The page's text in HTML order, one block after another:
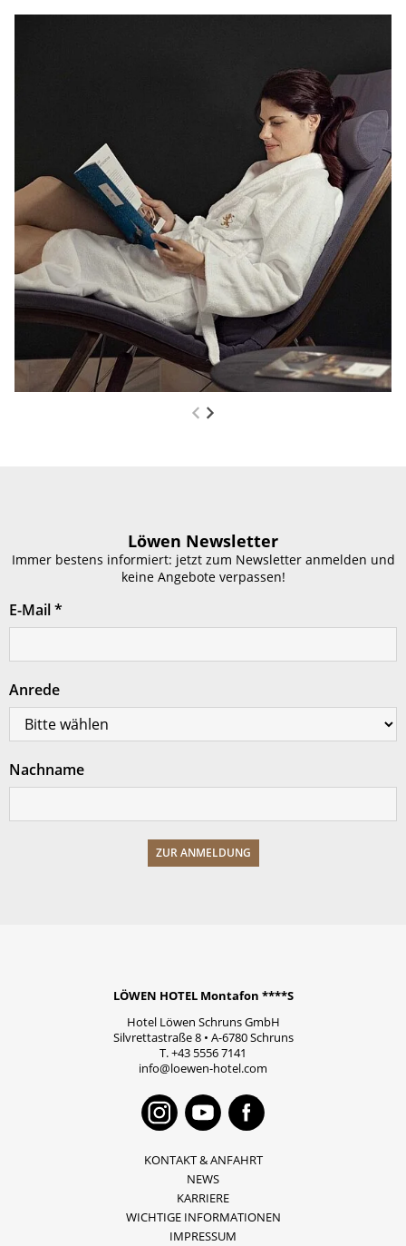
Löwen Newsletter
Immer bestens informiert: jetzt zum Newsletter anmelden und
keine Angebote verpassen!
E-Mail*
Anrede
Nachname
LÖWEN HOTEL Montafon ****S
Hotel Löwen Schruns GmbH
Silvrettastraße 8• A-6780Schruns
T.+43 5556 7141
info@loewen-hotel.com
Instagram
Youtube
KONTAKT & ANFAHRT
NEWS
KARRIERE
WICHTIGE INFORMATIONEN
IMPRESSUM